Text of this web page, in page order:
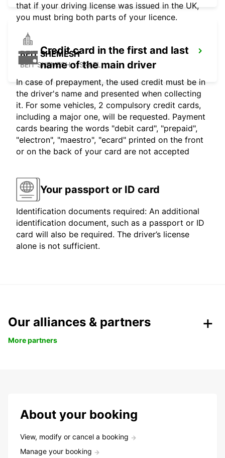
BEIT SHEMESH
BEIT SHEMESH - ISRAEL
that if your driving license was issued in the UK,
you must bring both parts of your licence.
Credit card in the first and last
name of the main driver
In case of prepayment, the used credit must be in
the driver's name and presented when collecting
it. For some vehicles, 2 compulsory credit cards,
including a major one, will be requested. Payment
cards bearing the words "debit card", "prepaid",
"electron", "maestro", "ecard" printed on the front
or on the back of your card are not accepted
Your passport or ID card
Identification documents required: An additional
identification document, such as a passport or ID
card will also be required. The driver’s license
alone is not sufficient.
Our alliances & partners
More partners
About your booking
View, modify or cancel a booking
Manage your booking